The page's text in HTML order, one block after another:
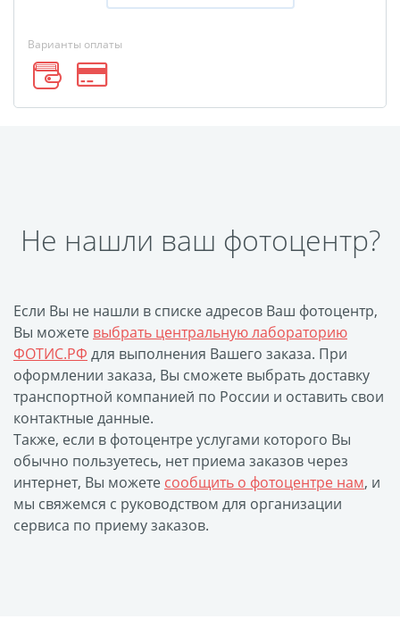
Флип-Флоп портрет
Фото на металле
Печать наклеек
Печать на ПВХ пластике
Коврик для мыши
Фото на подушке
Фото на галстуке
Фото на фартуке
Фото на сумке
Фотомагниты
Фото на тарелке
Фото на кружках
Фото на футболках
Фото на бейсболке
Варианты оплаты
Не нашли ваш фотоцентр?
Если Вы не нашли в списке адресов Ваш фотоцентр,
Вы можете выбрать центральную лабораторию
ФОТИС.РФ для выполнения Вашего заказа. При
оформлении заказа, Вы сможете выбрать доставку
транспортной компанией по России и оставить свои
контактные данные.
Также, если в фотоцентре услугами которого Вы
обычно пользуетесь, нет приема заказов через
интернет, Вы можете сообщить о фотоцентре нам, и
мы свяжемся с руководством для организации
сервиса по приему заказов.